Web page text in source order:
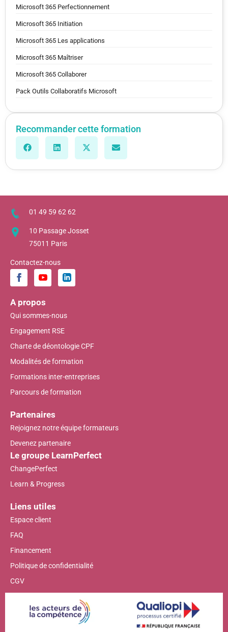
Microsoft 365 Perfectionnement
Microsoft 365 Initiation
Microsoft 365 Les applications
Microsoft 365 Maîtriser
Microsoft 365 Collaborer
Pack Outils Collaboratifs Microsoft
Recommander cette formation
01 49 59 62 62
10 Passage Josset
75011 Paris
Contactez-nous
A propos
Qui sommes-nous
Engagement RSE
Charte de déontologie CPF
Modalités de formation
Formations inter-entreprises
Parcours de formation
Partenaires
Rejoignez notre équipe formateurs
Devenez partenaire
Le groupe LearnPerfect
ChangePerfect
Learn & Progress
Liens utiles
Espace client
FAQ
Financement
Politique de confidentialité
CGV